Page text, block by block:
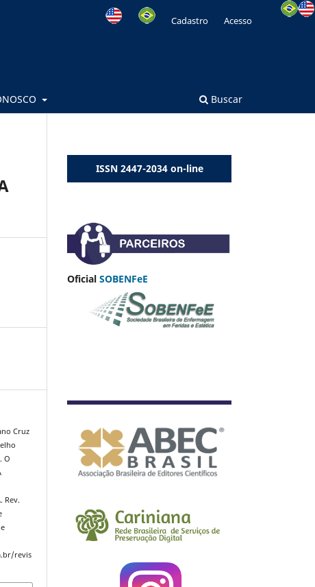
Buscar
Cadastro Acesso
Cruz
O
Rev.
revis
ISSN 2447-2034 on-line
Oficial SOBENFeE